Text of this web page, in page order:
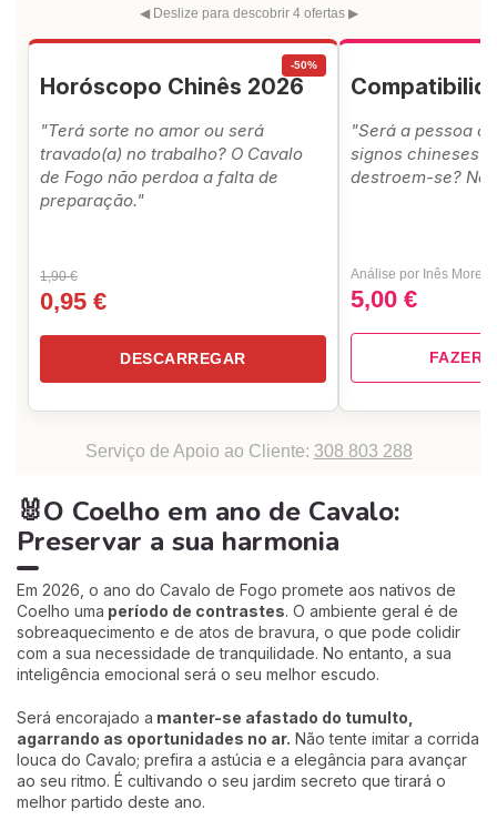
◀ Deslize para descobrir 4 ofertas ▶
-50%
Horóscopo Chinês 2026
"Terá sorte no amor ou será
travado(a) no trabalho? O Cavalo
de Fogo não perdoa a falta de
preparação."
1,90 €
0,95 €
DESCARREGAR
"Será a pessoa
signos chineses
destroem-se?
Análise por Inês Moreira
5,00 €
FAZER
Serviço de Apoio ao Cliente: 308 803 288
🐰O Coelho em ano de Cavalo:
Preservar a sua harmonia
Em 2026, o ano do Cavalo de Fogo promete aos nativos de
Coelho uma período de contrastes. O ambiente geral é de
sobreaquecimento e de atos de bravura, o que pode colidir
com a sua necessidade de tranquilidade. No entanto, a sua
inteligência emocional será o seu melhor escudo.
Será encorajado a manter-se afastado do tumulto,
agarrando as oportunidades no ar. Não tente imitar a corrida
louca do Cavalo; prefira a astúcia e a elegância para avançar
ao seu ritmo. É cultivando o seu jardim secreto que tirará o
melhor partido deste ano.